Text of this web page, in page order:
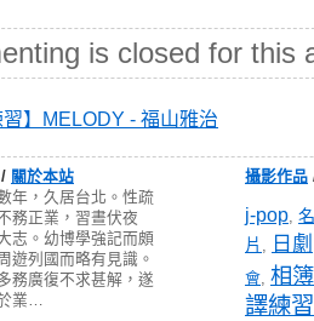
is closed for this
】MELODY - 福山雅治
關於本站
年，久居台北。性疏
務正業，習晝伏夜
志。幼博學強記而頗
遊列國而略有見識。
務廣復不求甚解，遂
業…
攝影作品
j-pop,
片 , 日劇
會, 相簿
譯練習